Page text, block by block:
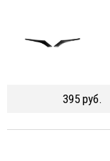
395 руб.